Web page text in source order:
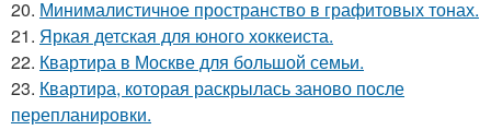
20. Минималистичное пространство в графитовых тонах.
21. Яркая детская для юного хоккеиста.
22. Квартира в Москве для большой семьи.
23. Квартира, которая раскрылась заново после
перепланировки.